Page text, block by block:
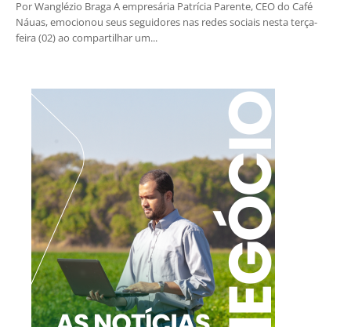
Por Wanglézio Braga A empresária Patrícia Parente, CEO do Café
Náuas, emocionou seus seguidores nas redes sociais nesta terça-
feira (02) ao compartilhar um...